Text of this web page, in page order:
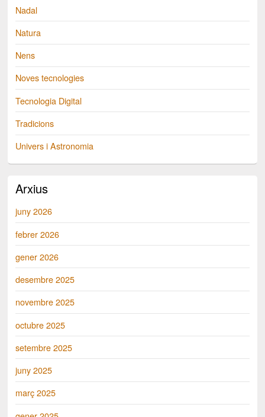
Nadal
Natura
Nens
Noves tecnologies
Tecnologia Digital
Tradicions
Univers i Astronomia
Arxius
juny 2026
febrer 2026
gener 2026
desembre 2025
novembre 2025
octubre 2025
setembre 2025
juny 2025
març 2025